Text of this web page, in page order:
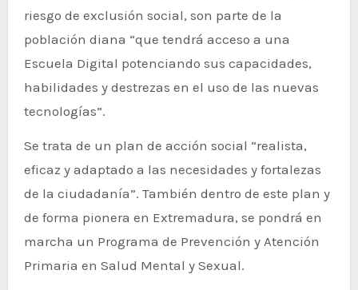
riesgo de exclusión social, son parte de la
población diana “que tendrá acceso a una
Escuela Digital potenciando sus capacidades,
habilidades y destrezas en el uso de las nuevas
tecnologías”.
Se trata de un plan de acción social “realista,
eficaz y adaptado a las necesidades y fortalezas
de la ciudadanía”. También dentro de este plan y
de forma pionera en Extremadura, se pondrá en
marcha un Programa de Prevención y Atención
Primaria en Salud Mental y Sexual.